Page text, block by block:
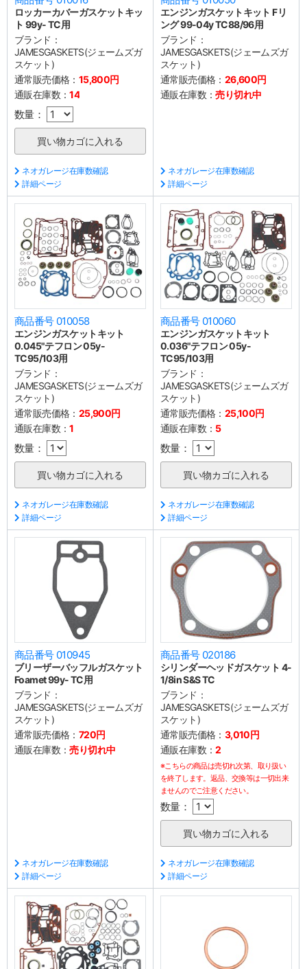
ロッカーカバーガスケットキッ
ト 99y- TC用
ブランド：
JAMESGASKETS(ジェームズガ
スケット)
通常販売価格： 15,800円
通販在庫数：14
数量：
ネオガレージ在庫数確認
詳細ページ
エンジンガスケットキット Fリ
ング 99-04y TC88/96用
ブランド：
JAMESGASKETS(ジェームズガ
スケット)
通常販売価格： 26,600円
通販在庫数：売り切れ中
ネオガレージ在庫数確認
詳細ページ
商品番号 010058
エンジンガスケットキット
0.045"テフロン 05y-
TC95/103用
ブランド：
JAMESGASKETS(ジェームズガ
スケット)
通常販売価格： 25,900円
通販在庫数：1
数量：
ネオガレージ在庫数確認
詳細ページ
商品番号 010060
エンジンガスケットキット
0.036"テフロン 05y-
TC95/103用
ブランド：
JAMESGASKETS(ジェームズガ
スケット)
通常販売価格： 25,100円
通販在庫数： 5
数量：
ネオガレージ在庫数確認
詳細ページ
商品番号 010945
ブリーザーバッフルガスケット
Foamet 99y- TC用
ブランド：
JAMESGASKETS(ジェームズガ
スケット)
通常販売価格： 720円
通販在庫数：売り切れ中
ネオガレージ在庫数確認
詳細ページ
商品番号 020186
シリンダーヘッドガスケット 4-
1/8in S&S TC
ブランド：
JAMESGASKETS(ジェームズガ
スケット)
通常販売価格： 3,010円
通販在庫数：2
※こちらの商品は売切れ次第、取り扱い
を終了します。返品、交換等は一切出来
ませんのでご注意ください。
数量：
ネオガレージ在庫数確認
詳細ページ